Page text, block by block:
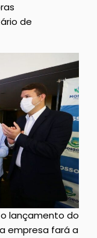
de
lançamento do
empresa fará a